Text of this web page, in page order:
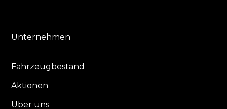
Unternehmen
Fahrzeugbestand
Aktionen
Über uns